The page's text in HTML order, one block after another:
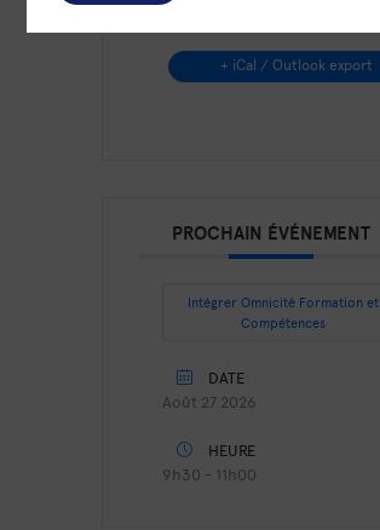
+ iCal / Outlook export
PROCHAIN ÉVÉNEMENT
Intégrer Omnicité Formation et
Compétences
DATE
Août 27 2026
HEURE
9h30 - 11h00